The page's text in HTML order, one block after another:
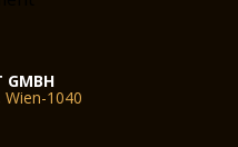
GMBH
1040